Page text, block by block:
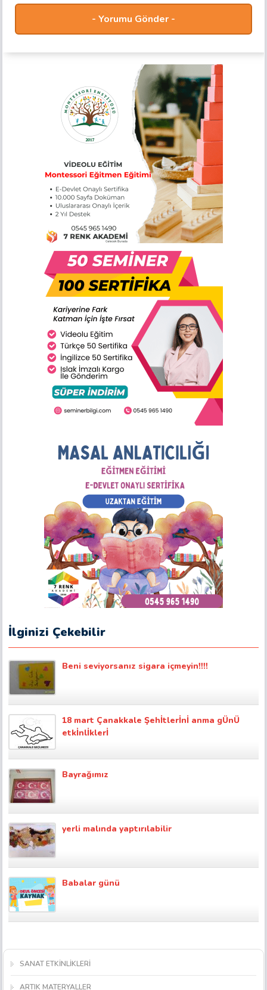
İlginizi Çekebilir
Beni seviyorsanız sigara içmeyin!!!!
18 mart Çanakkale Şehİtlerİnİ anma gÜnÜ
etkİnlİklerİ
Bayrağımız
yerli malında yaptırılabilir
Babalar günü
SANAT ETKİNLİKLERİ
ARTIK MATERYALLER